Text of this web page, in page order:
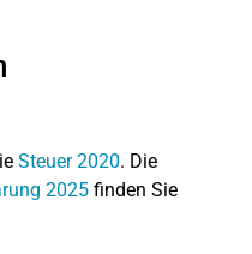
Steuer 2020. Die
2025 finden Sie